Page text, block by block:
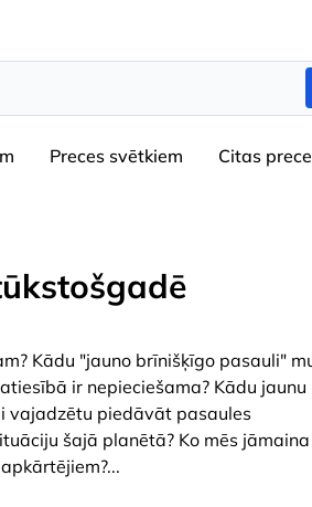
Preces svētkiem Сitas
Kādu "jauno brīnišķīgo pasauli"
ir nepieciešama? Kādu jaunu
vajadzētu piedāvāt pasaules
šajā planētā? Ko mēs
...